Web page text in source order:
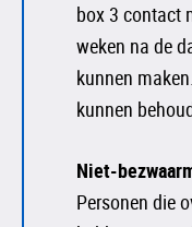
box 3 contact
weken na de
kunnen
kunnen
Niet-
Personen die